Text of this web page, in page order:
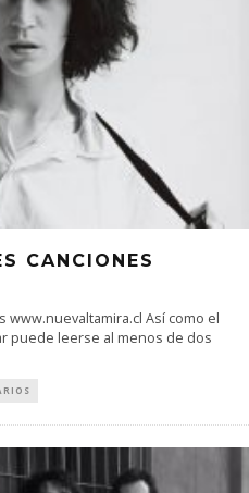
CANCIONES
www.nuevaltamira.cl Así como el
puede leerse al menos de dos